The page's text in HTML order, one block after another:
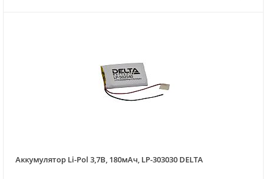
Аккумулятор Li-Pol 3,7В, 180мАч, LP-303030 DELTA